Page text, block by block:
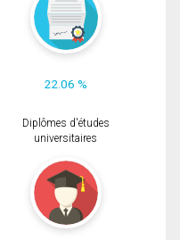
22.06 %
Diplômes d'études
universitaires